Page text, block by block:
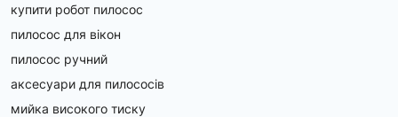
купити робот пилосос
пилосос для вікон
пилосос ручний
аксесуари для пилососів
мийка високого тиску